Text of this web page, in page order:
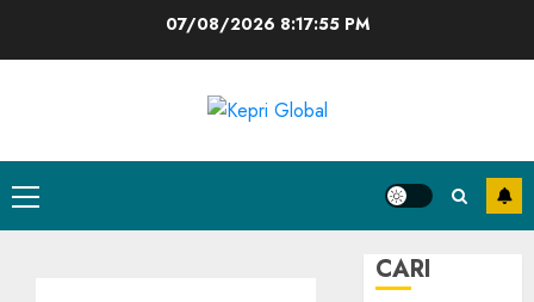
07/08/2026 8:17:56 PM
Primary
Menu
CARI